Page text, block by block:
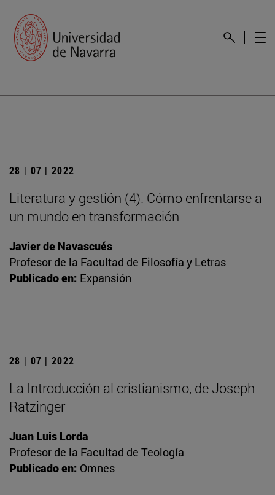
28 | 07 | 2022
Literatura y gestión (4). Cómo enfrentarse a
un mundo en transformación
Javier de Navascués
Profesor de la Facultad de Filosofía y Letras
Publicado en: Expansión
28 | 07 | 2022
La Introducción al cristianismo, de Joseph
Ratzinger
Juan Luis Lorda
Profesor de la Facultad de Teología
Publicado en: Omnes